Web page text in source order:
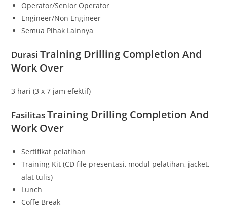
Operator/Senior Operator
Engineer/Non Engineer
Semua Pihak Lainnya
DurasiTraining Drilling Completion And
Work Over
3 hari (3 x 7 jam efektif)
FasilitasTraining Drilling Completion And
Work Over
Sertifikat pelatihan
Training Kit (CD file presentasi, modul pelatihan, jacket,
alat tulis)
Lunch
Coffe Break